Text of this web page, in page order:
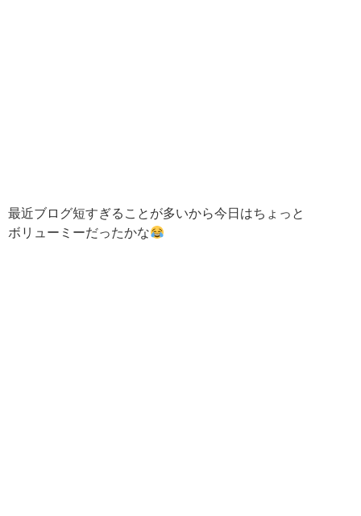
最近ブログ短すぎることが多いから今日はちょっと
ボリューミーだったかな